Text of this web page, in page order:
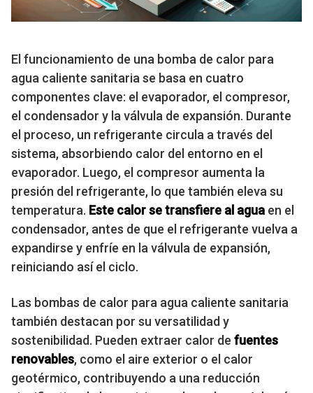
El funcionamiento de una bomba de calor para
agua caliente sanitaria se basa en cuatro
componentes clave: el evaporador, el compresor,
el condensador y la válvula de expansión. Durante
el proceso, un refrigerante circula a través del
sistema, absorbiendo calor del entorno en el
evaporador. Luego, el compresor aumenta la
presión del refrigerante, lo que también eleva su
temperatura. Este calor se transfiere al agua en el
condensador, antes de que el refrigerante vuelva a
expandirse y enfríe en la válvula de expansión,
reiniciando así el ciclo.
Las bombas de calor para agua caliente sanitaria
también destacan por su versatilidad y
sostenibilidad. Pueden extraer calor de fuentes
renovables, como el aire exterior o el calor
geotérmico, contribuyendo a una reducción